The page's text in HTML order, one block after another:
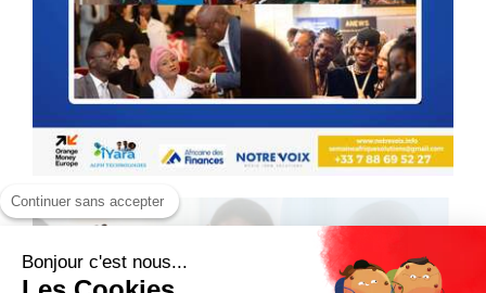
Continuer sans accepter
Bonjour c'est nous...